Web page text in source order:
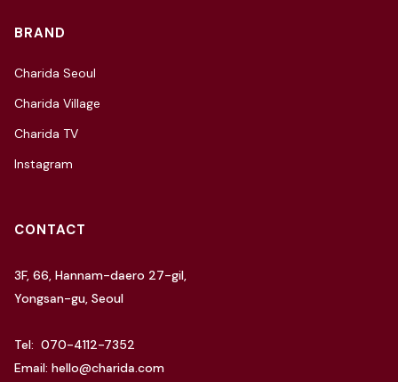
BRAND
Charida Seoul
Charida Village
Charida TV
Instagram
CONTACT
3F, 66, Hannam-daero 27-gil,
Yongsan-gu, Seoul
Tel: 070-4112-7352
Email: hello@charida.com